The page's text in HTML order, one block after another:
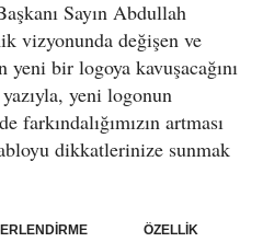
Sayın Abdullah
vizyonunda değişen ve
yeni bir logoya kavuşacağını
yeni logonun
farkındalığımızın artması
dikkatlerinize sunmak
ÖZELLİK